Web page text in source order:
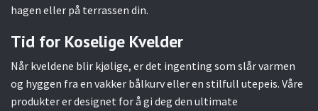
hagen eller på terrassen din.
Tid for Koselige Kvelder
Når kveldene blir kjølige, er det ingenting som slår varmen
og hyggen fra en vakker bålkurv eller en stilfull utepeis. Våre
produkter er designet for å gi deg den ultimate